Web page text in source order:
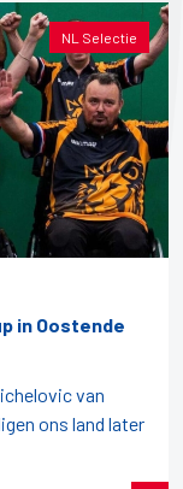
NL Selectie
in Oostende
van
ons land later